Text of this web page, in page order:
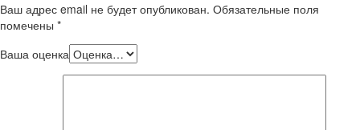
Ваш адрес email не будет опубликован. Обязательные поля
помечены *
Ваша оценка